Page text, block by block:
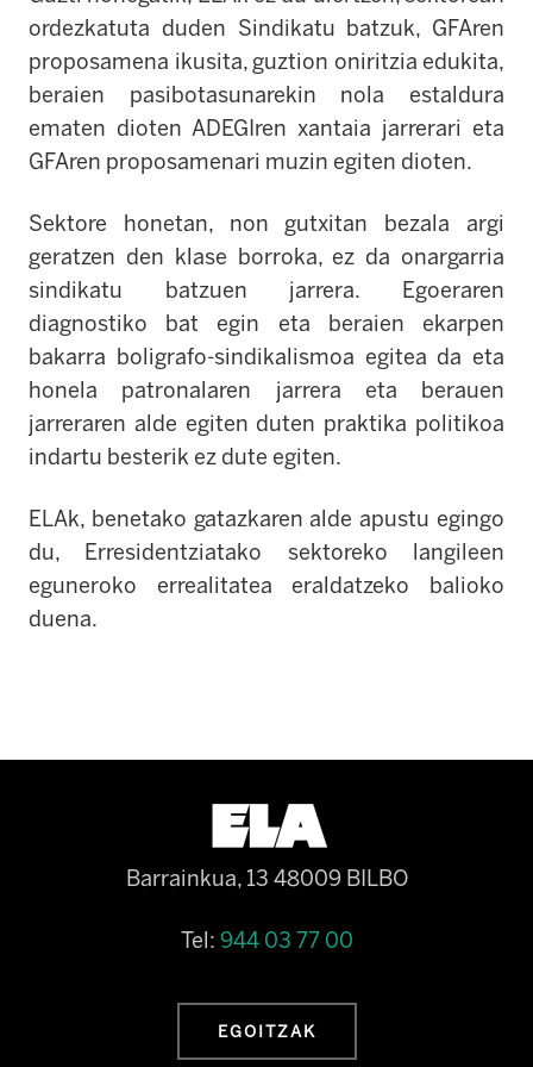
ordezkatuta duden Sindikatu batzuk, GFAren
proposamena ikusita, guztion oniritzia edukita,
beraien pasibotasunarekin nola estaldura
ematen dioten ADEGIren xantaia jarrerari eta
GFAren proposamenari muzin egiten dioten.
Sektore honetan, non gutxitan bezala argi
geratzen den klase borroka, ez da onargarria
sindikatu batzuen jarrera. Egoeraren
diagnostiko bat egin eta beraien ekarpen
bakarra boligrafo-sindikalismoa egitea da eta
honela patronalaren jarrera eta berauen
jarreraren alde egiten duten praktika politikoa
indartu besterik ez dute egiten.
ELAk, benetako gatazkaren alde apustu egingo
du, Erresidentziatako sektoreko langileen
eguneroko errealitatea eraldatzeko balioko
duena.
Barrainkua, 13 48009 BILBO
Tel: 944 03 77 00
EGOITZAK